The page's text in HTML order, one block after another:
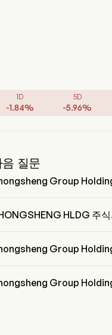
1D
-1.84%
5D
-5.96%
음 질문
Group
President입니다.HLDG 주
.
Group
Discretionary입니다
Group